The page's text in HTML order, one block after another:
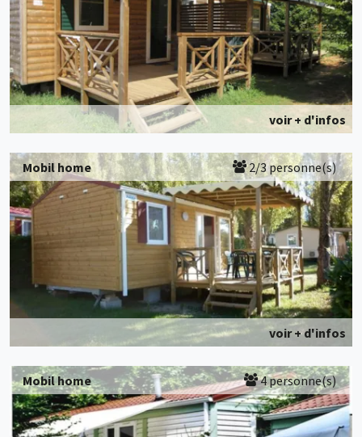
voir + d'infos
Mobil home 2/3 personne(s)
voir + d'infos
Mobil home 4 personne(s)